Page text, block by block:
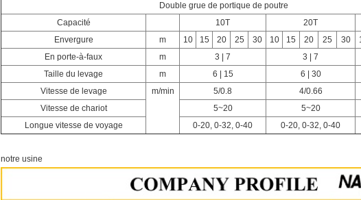
Double grue de portique de poutre
Capacité
10T 20T
Envergure
m 10 15 20 25 30 10 15 20 25 30
En porte-à-faux
m 3 | 7 3 | 7
Taille du levage
m 6 | 15 6 | 30
Vitesse de levage
m/min 5/0.8 4/0.66
Vitesse de chariot
5~20 5~20
Longue vitesse de voyage
0-20, 0-32, 0-40 0-20, 0-32, 0-40
notre usine